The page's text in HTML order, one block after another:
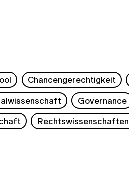
Chancengerechtigkeit
Governance
Rechtswissenschaften